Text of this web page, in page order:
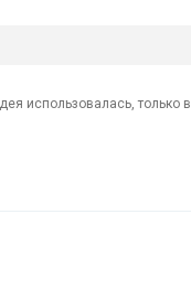
использовалась, только в